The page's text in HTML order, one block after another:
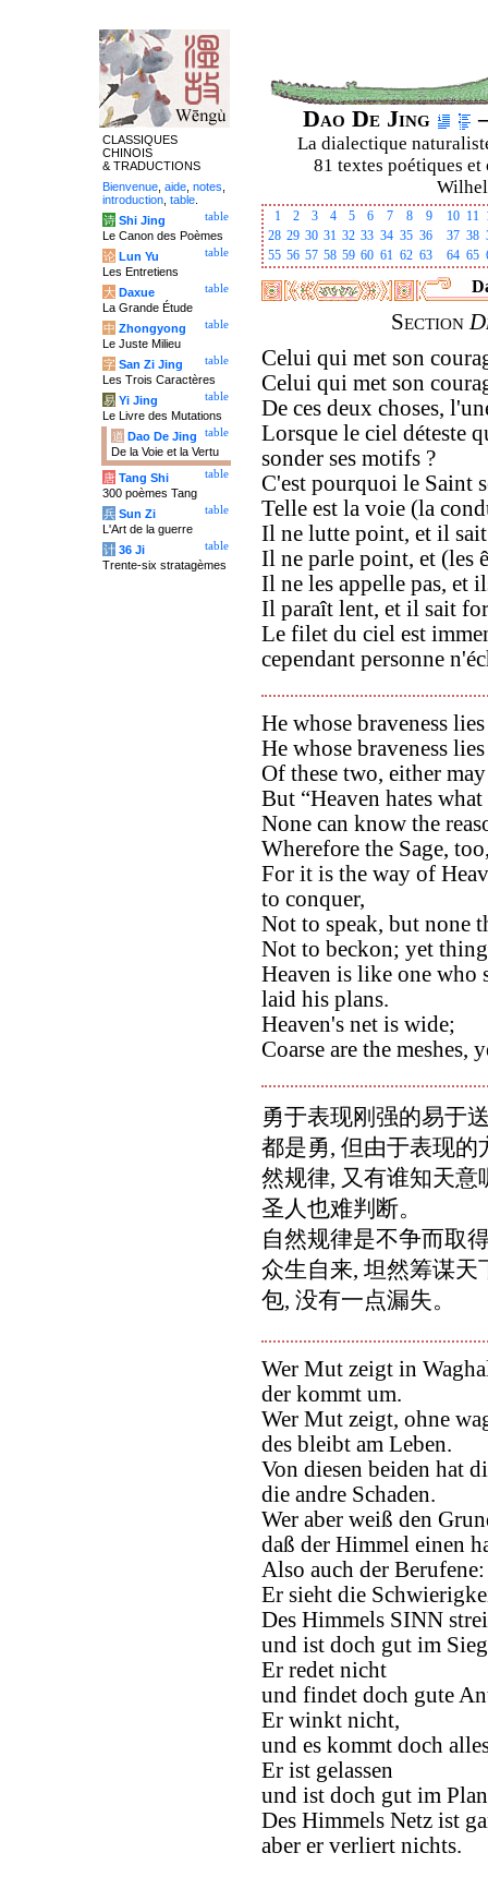
Dao De Jing
La dialectique
81 textes poétiques
1 2 3 4 5 6 7 8 9 10 11
28 29 30 31 32 33 34 35 36 37 38
55 56 57 58 59 60 61 62 63 64 65
Section
Celui qui met son
Celui qui met son
De ces deux choses,
Lorsque le ciel déteste
sonder ses motifs ?
C'est pourquoi le Saint
Telle est la voie (la
Il ne lutte point, et il
Il ne parle point, et (les
Il ne les appelle pas, et
Il paraît lent, et il sait
Le filet du ciel est
cependant personne
He whose braveness
He whose braveness
Of these two, either
But “Heaven hates
None can know the
Wherefore the Sage,
For it is the way of
to conquer,
Not to speak, but none
Not to beckon; yet
Heaven is like one who
laid his plans.
Heaven's net is wide;
Coarse are the
勇于表现刚强的易于
都是勇, 但由于表现的
然规律, 又有谁知天意
圣人也难判断。
自然规律是不争而取
众生自来, 坦然筹谋
包, 没有一点漏失。
Wer Mut zeigt in
der kommt um.
Wer Mut zeigt, ohne
des bleibt am Leben.
Von diesen beiden hat
die andre Schaden.
Wer aber weiß den
daß der Himmel einen
Also auch der Berufene:
Er sieht die
Des Himmels SINN
und ist doch gut im
Er redet nicht
und findet doch gute
Er winkt nicht,
und es kommt doch
Er ist gelassen
und ist doch gut im
Des Himmels Netz ist
aber er verliert nichts.
CLASSIQUES
CHINOIS
& TRADUCTIONS
Bienvenue aide notes
introduction table
table
诗 Shi Jing
Le Canon des Poèmes
table
论 Lun Yu
Les Entretiens
table
大 Daxue
La Grande Étude
table
中 Zhongyong
Le Juste Milieu
table
字 San Zi Jing
Les Trois Caractères
table
易 Yi Jing
Le Livre des Mutations
table
道 Dao De Jing
De la Voie et la Vertu
table
唐 Tang Shi
300 poèmes Tang
table
兵 Sun Zi
L'Art de la guerre
table
计 36 Ji
Trente-six stratagèmes